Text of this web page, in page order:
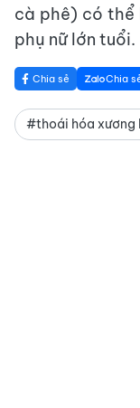
cà phê) có thể
phụ nữ lớn tuổi.
Chia sẻ Chia
#thoái hóa xương